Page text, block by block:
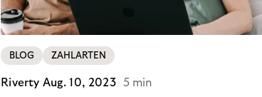
BLOG ZAHLARTEN
Riverty Aug. 10, 2023 5 min